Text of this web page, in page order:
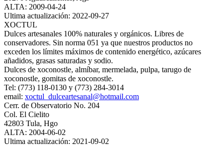
ALTA: 2009-04-24
Ultima actualización: 2022-09-27
XOCTUL
Dulces artesanales 100% naturales y orgánicos. Libres de
conservadores. Sin norma 051 ya que nuestros productos no
exceden los límites máximos de contenido energético, azúcares
añadidos, grasas saturadas y sodio.
Dulces de xoconostle, almíbar, mermelada, pulpa, tarugo de
xoconostle, gomitas de xoconostle.
Tel: (773) 118-0130 y (773) 284-3014
email: xoctul_dulceartesanal@hotmail.com
Cerr. de Observatorio No. 204
Col. El Cielito
42803 Tula, Hgo
ALTA: 2004-06-02
Ultima actualización: 2021-09-02